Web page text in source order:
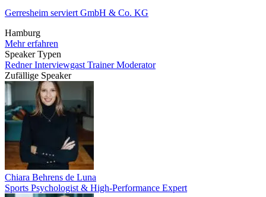
Gerresheim serviert GmbH & Co. KG
Hamburg
Mehr erfahren
Speaker Typen
RednerInterviewgast TrainerModerator
Zufällige Speaker
Chiara Behrens de Luna
Sports Psychologist & High-Performance Expert